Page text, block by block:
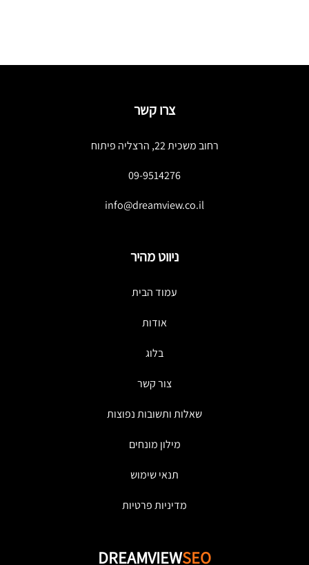
צרו קשר
רחוב משכית 22, הרצליה פיתוח
09-9514276
info@dreamview.co.il
ניווט מהיר
עמוד הבית
אודות
בלוג
צור קשר
שאלות ותשובות נפוצות
מילון מונחים
תנאי שימוש
מדיניות פרטיות
DREAMVIEWSEO